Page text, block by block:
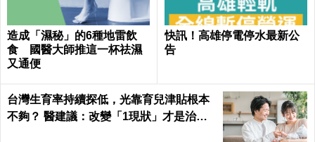
造成「濕秘」的6種地雷飲
食 國醫大師推這一杯祛濕
又通便
快訊！高雄停電停水最新公
告
台灣生育率持續探低，光靠育兒津貼根本
不夠？ 醫建議：改變「1現狀」才是治本